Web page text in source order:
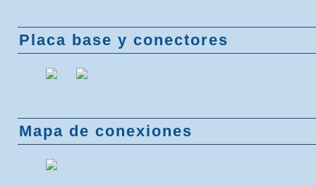
Placa base y conectores
Mapa de conexiones